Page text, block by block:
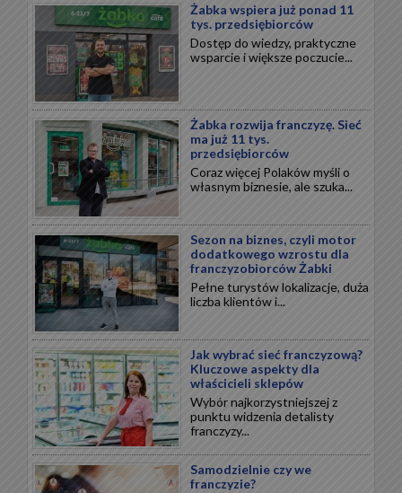
Żabka wspiera już ponad 11
tys. przedsiębiorców
Dostęp do wiedzy, praktyczne
wsparcie i większe poczucie...
Żabka rozwija franczyzę. Sieć
ma już 11 tys.
przedsiębiorców
Coraz więcej Polaków myśli o
własnym biznesie, ale szuka...
Sezon na biznes, czyli motor
dodatkowego wzrostu dla
franczyzobiorców Żabki
Pełne turystów lokalizacje, duża
liczba klientów i...
Jak wybrać sieć franczyzową?
Kluczowe aspekty dla
właścicieli sklepów
Wybór najkorzystniejszej z
punktu widzenia detalisty
franczyzy...
Samodzielnie czy we
franczyzie?